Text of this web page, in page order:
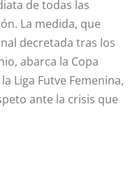
de todas las
La medida, que
decretada tras los
abarca la Copa
Liga Futve Femenina,
ante la crisis que